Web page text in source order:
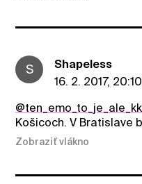
S
ShapeIess
16. 2. 2017, 20:10
Košicoch. V Bratislave
Zobraziť vlákno